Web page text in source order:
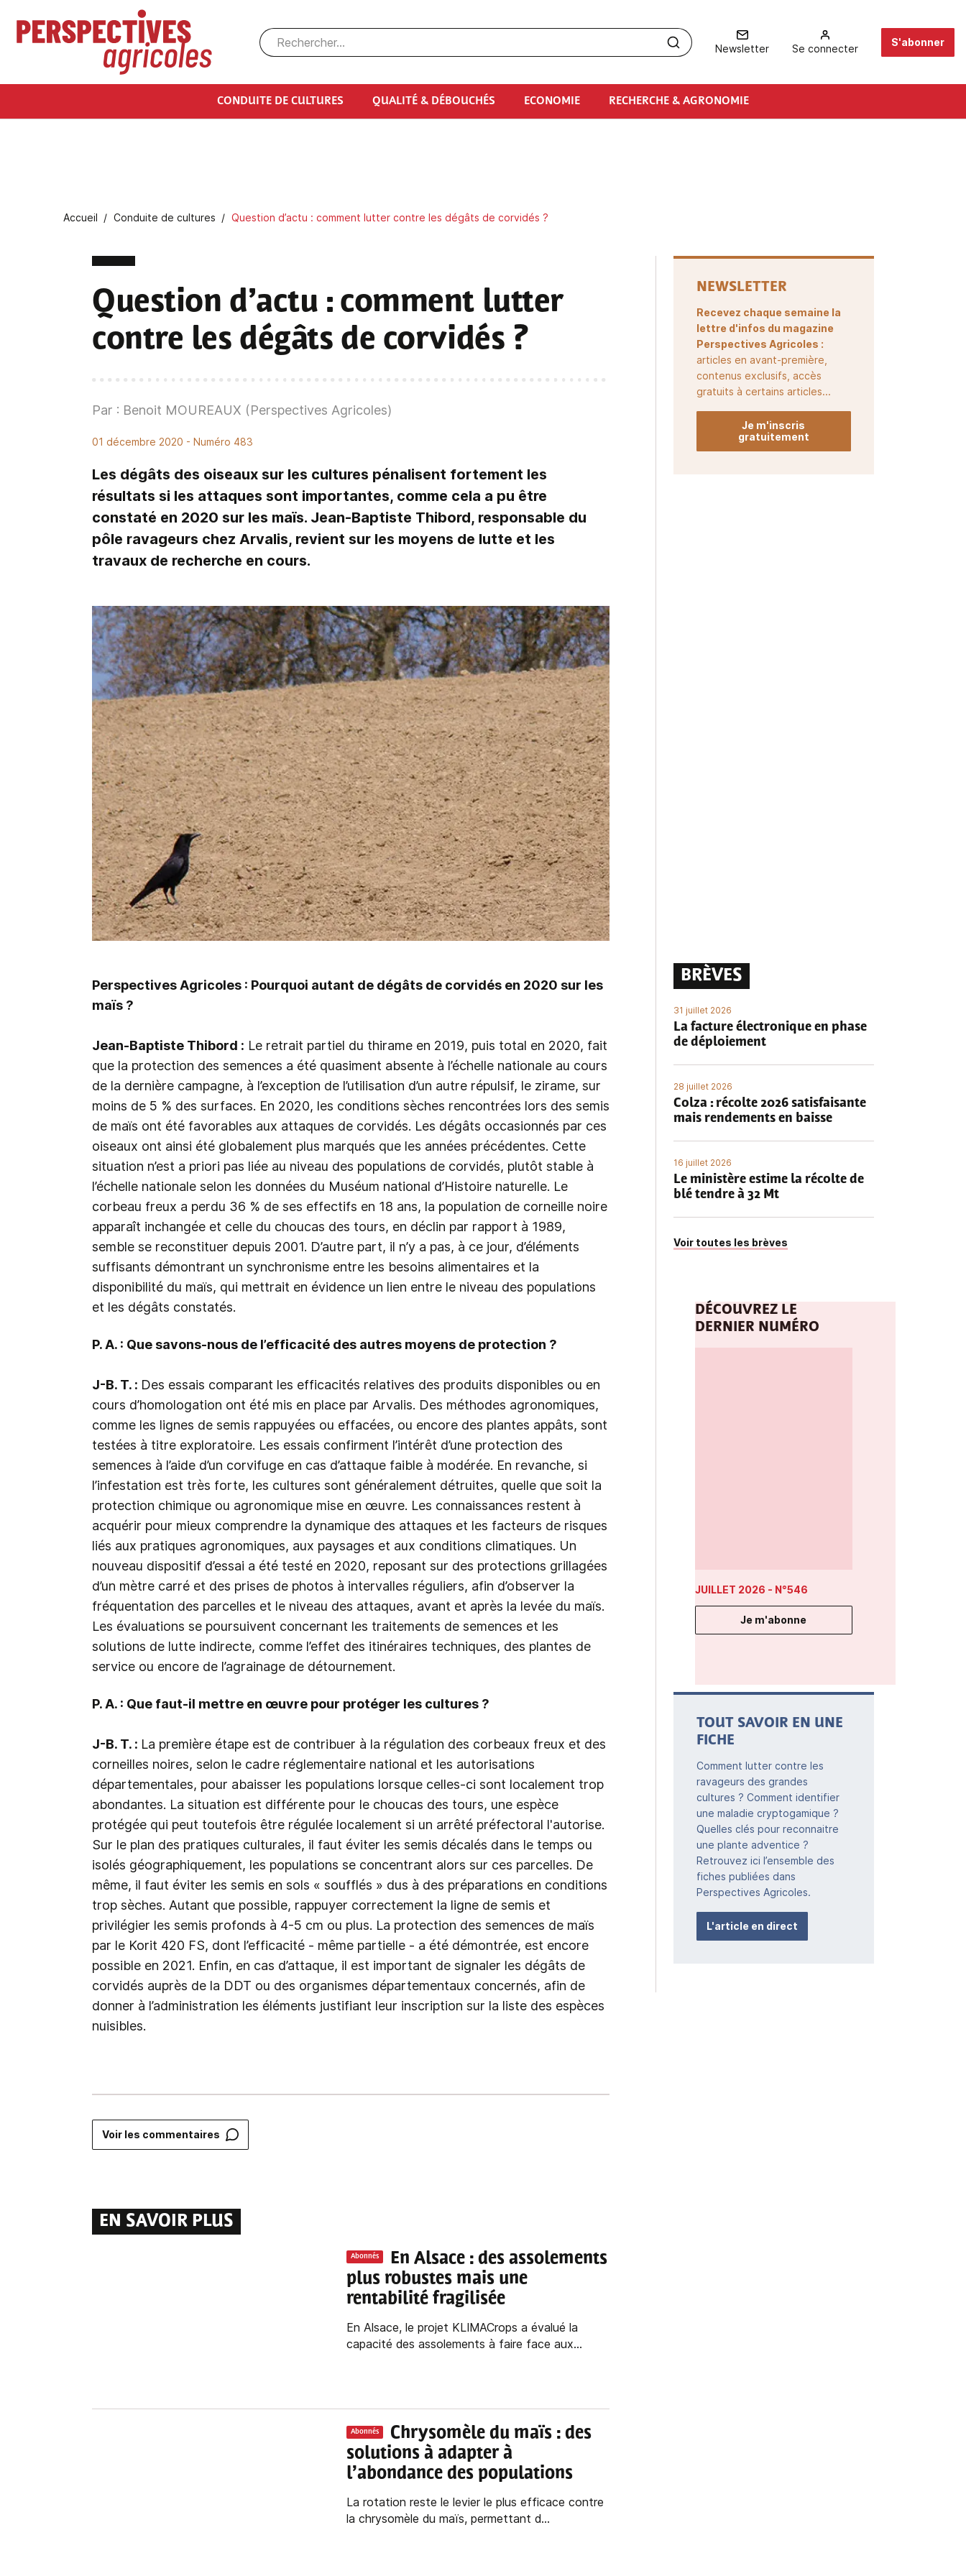
Aller au contenu principal
Newsletter Se connecter
S'abonner
CONDUITE DE CULTURES QUALITÉ & DÉBOUCHÉS ECONOMIE RECHERCHE & AGRONOMIE
Fil d'Ariane
Accueil Conduite de cultures Question d’actu : comment lutter contre les dégâts de corvidés ?
Question d’actu : comment lutter
contre les dégâts de corvidés ?
Par : Benoit MOUREAUX (Perspectives Agricoles)
01 décembre 2020 - Numéro 483
Les dégâts des oiseaux sur les cultures pénalisent fortement les
résultats si les attaques sont importantes, comme cela a pu être
constaté en 2020 sur les maïs. Jean-Baptiste Thibord, responsable du
pôle ravageurs chez Arvalis, revient sur les moyens de lutte et les
travaux de recherche en cours.
Perspectives Agricoles : Pourquoi autant de dégâts de corvidés en 2020 sur les
maïs ?
Jean-Baptiste Thibord : Le retrait partiel du thirame en 2019, puis total en 2020, fait
que la protection des semences a été quasiment absente à l’échelle nationale au cours
de la dernière campagne, à l’exception de l’utilisation d’un autre répulsif, le zirame, sur
moins de 5 % des surfaces. En 2020, les conditions sèches rencontrées lors des semis
de maïs ont été favorables aux attaques de corvidés. Les dégâts occasionnés par ces
oiseaux ont ainsi été globalement plus marqués que les années précédentes. Cette
situation n’est a priori pas liée au niveau des populations de corvidés, plutôt stable à
l’échelle nationale selon les données du Muséum national d’Histoire naturelle. Le
corbeau freux a perdu 36 % de ses effectifs en 18 ans, la population de corneille noire
apparaît inchangée et celle du choucas des tours, en déclin par rapport à 1989,
semble se reconstituer depuis 2001. D’autre part, il n’y a pas, à ce jour, d’éléments
suffisants démontrant un synchronisme entre les besoins alimentaires et la
disponibilité du maïs, qui mettrait en évidence un lien entre le niveau des populations
et les dégâts constatés.
P. A. : Que savons-nous de l’efficacité des autres moyens de protection ?
J-B. T. : Des essais comparant les efficacités relatives des produits disponibles ou en
cours d’homologation ont été mis en place par Arvalis. Des méthodes agronomiques,
comme les lignes de semis rappuyées ou effacées, ou encore des plantes appâts, sont
testées à titre exploratoire. Les essais confirment l’intérêt d’une protection des
semences à l’aide d’un corvifuge en cas d’attaque faible à modérée. En revanche, si
l’infestation est très forte, les cultures sont généralement détruites, quelle que soit la
protection chimique ou agronomique mise en œuvre. Les connaissances restent à
acquérir pour mieux comprendre la dynamique des attaques et les facteurs de risques
liés aux pratiques agronomiques, aux paysages et aux conditions climatiques. Un
nouveau dispositif d’essai a été testé en 2020, reposant sur des protections grillagées
d’un mètre carré et des prises de photos à intervalles réguliers, afin d’observer la
fréquentation des parcelles et le niveau des attaques, avant et après la levée du maïs.
Les évaluations se poursuivent concernant les traitements de semences et les
solutions de lutte indirecte, comme l’effet des itinéraires techniques, des plantes de
service ou encore de l’agrainage de détournement.
P. A. : Que faut-il mettre en œuvre pour protéger les cultures ?
J-B. T. : La première étape est de contribuer à la régulation des corbeaux freux et des
corneilles noires, selon le cadre réglementaire national et les autorisations
départementales, pour abaisser les populations lorsque celles-ci sont localement trop
abondantes. La situation est différente pour le choucas des tours, une espèce
protégée qui peut toutefois être régulée localement si un arrêté préfectoral l'autorise.
Sur le plan des pratiques culturales, il faut éviter les semis décalés dans le temps ou
isolés géographiquement, les populations se concentrant alors sur ces parcelles. De
même, il faut éviter les semis en sols « soufflés » dus à des préparations en conditions
trop sèches. Autant que possible, rappuyer correctement la ligne de semis et
privilégier les semis profonds à 4-5 cm ou plus. La protection des semences de maïs
par le Korit 420 FS, dont l’efficacité - même partielle - a été démontrée, est encore
possible en 2021. Enfin, en cas d’attaque, il est important de signaler les dégâts de
corvidés auprès de la DDT ou des organismes départementaux concernés, afin de
donner à l’administration les éléments justifiant leur inscription sur la liste des espèces
nuisibles.
Voir les commentaires
EN SAVOIR PLUS
Abonnés
En Alsace : des assolements
plus robustes mais une
rentabilité fragilisée
En Alsace, le projet KLIMACrops a évalué la
capacité des assolements à faire face aux...
Abonnés
Chrysomèle du maïs : des
solutions à adapter à
l’abondance des populations
La rotation reste le levier le plus efficace contre
la chrysomèle du maïs, permettant d...
NEWSLETTER
Recevez chaque semaine la
lettre d'infos du magazine
Perspectives Agricoles :
articles en avant-première,
contenus exclusifs, accès
gratuits à certains articles...
Je m'inscris
gratuitement
BRÈVES
31 juillet 2026
La facture électronique en phase
de déploiement
28 juillet 2026
Colza : récolte 2026 satisfaisante
mais rendements en baisse
16 juillet 2026
Le ministère estime la récolte de
blé tendre à 32 Mt
Voir toutes les brèves
DÉCOUVREZ LE
DERNIER NUMÉRO
JUILLET 2026 - N°546
Je m'abonne
TOUT SAVOIR EN UNE
FICHE
Comment lutter contre les
ravageurs des grandes
cultures ? Comment identifier
une maladie cryptogamique ?
Quelles clés pour reconnaitre
une plante adventice ?
Retrouvez ici l’ensemble des
fiches publiées dans
Perspectives Agricoles.
L'article en direct